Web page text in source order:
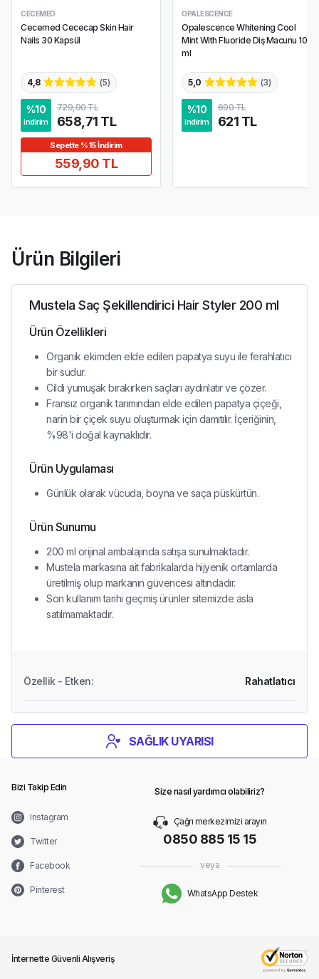
CECEMED
Cecemed Cececap Skin Hair
Nails 30 Kapsül
4,8 (5)
%10
indirim
729,90 TL
658,71 TL
Sepette %15 İndirim
559,90 TL
OPALESCENCE
Opalescence Whitening Cool
Mint With Fluoride Diş Macunu 100
ml
5,0 (3)
%10
indirim
690 TL
621 TL
Ürün Bilgileri
Mustela Saç Şekillendirici Hair Styler 200 ml
Ürün Özellikleri
Organik ekimden elde edilen papatya suyu ile ferahlatıcı
bir sudur.
Cildi yumuşak bırakırken saçları aydınlatır ve çözer.
Fransız organik tarımından elde edilen papatya çiçeği,
narin bir çiçek suyu oluşturmak için damıtılır. İçeriğinin,
%98'i doğal kaynaklıdır.
Ürün Uygulaması
Günlük olarak vücuda, boyna ve saça püskürtün.
Ürün Sunumu
200 ml orijinal ambalajında satışa sunulmaktadır.
Mustela markasına ait fabrikalarda hijyenik ortamlarda
üretilmiş olup markanın güvencesi altındadır.
Son kullanım tarihi geçmiş ürünler sitemizde asla
satılmamaktadır.
Özellik - Etken: Rahatlatıcı
SAĞLIK UYARISI
Bizi Takip Edin
Instagram
Twitter
Facebook
Pinterest
Size nasıl yardımcı olabiliriz?
Çağrı merkezimizi arayın
0850 885 15 15
veya
WhatsApp Destek
İnternette Güvenli Alışveriş